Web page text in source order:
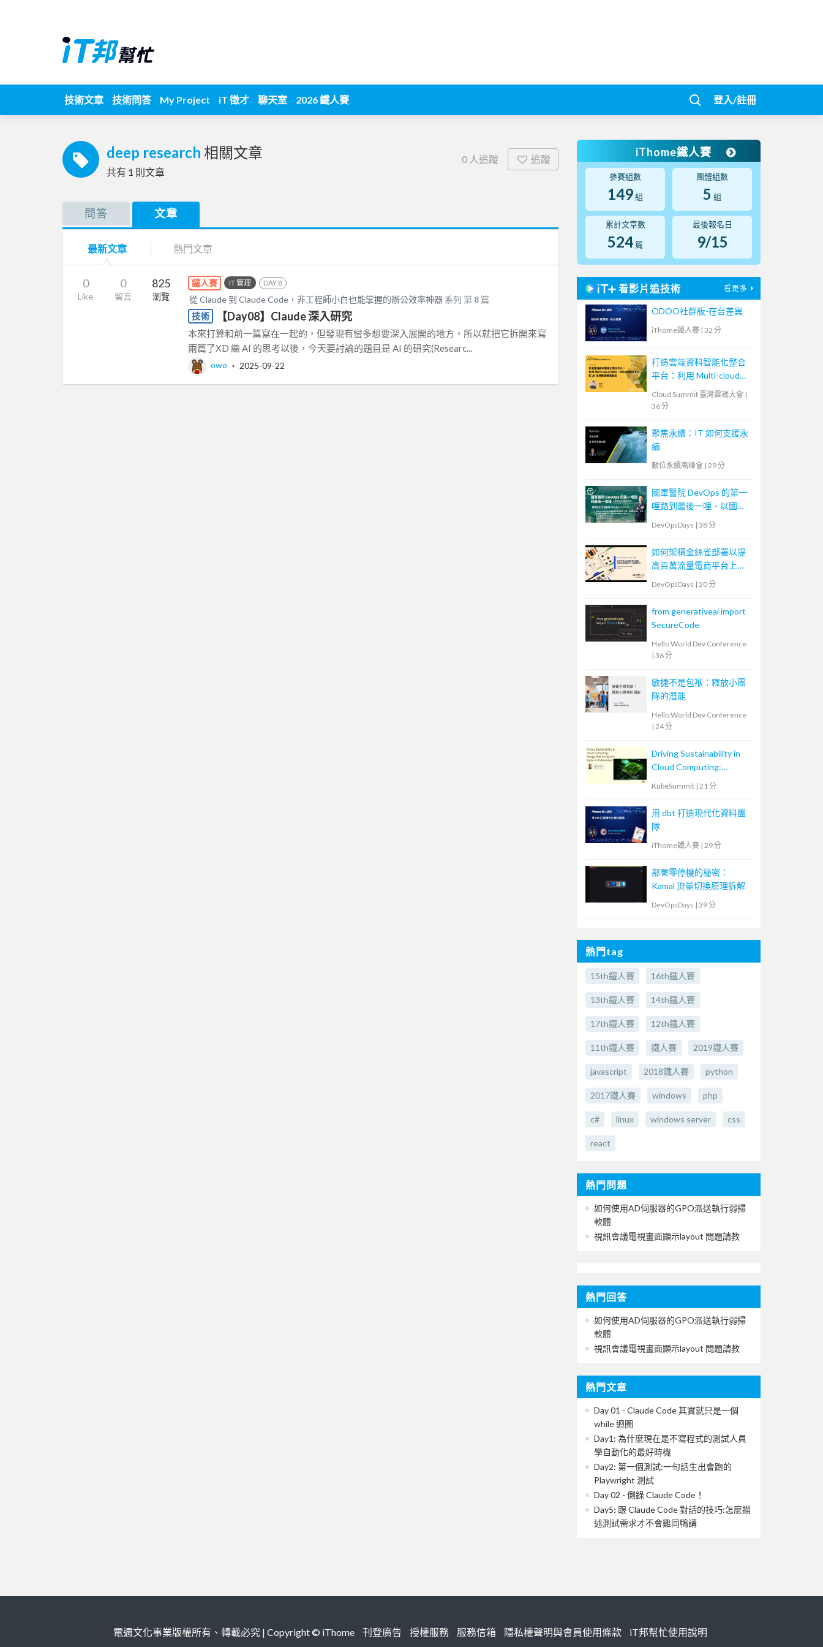
技術文章 技術問答 My Project iT 徵才 聊天室 2026 鐵人賽 登入/註冊
deep research 相關文章
共有 1 則文章
0 人追蹤 追蹤
問答 文章
最新文章 熱門文章
0
Like
0
留言
825
瀏覽
鐵人賽 IT 管理 DAY 8
從 Claude 到 Claude Code，非工程師小白也能掌握的辦公效率神器 系列 第 8 篇
技術
【Day08】Claude 深入研究
本來打算和前一篇寫在一起的，但發現有蠻多想要深入展開的地方，所以就把它拆開來寫
兩篇了XD 繼 AI 的思考以後，今天要討論的題目是 AI 的研究(Researc...
owo ‧ 2025-09-22
iThome鐵人賽
參賽組數
149組
團體組數
5 組
累計文章數
524 篇
最後報名日
9/15
看影片追技術 看更多
ODOO社群版-在台差異
iThome鐵人賽 | 32 分
打造雲端資料智能化整合
平台：利用 Multi-cloud
Data、Databricks ETL 和
AI 加速數據價值創造
Cloud Summit 臺灣雲端大會 |
36 分
聚焦永續：IT 如何支援永
續
數位永續高峰會 | 29 分
國軍醫院 DevOps 的第一
哩路到最後一哩，以國軍
高雄總醫院為例
DevOpsDays | 38 分
如何架構金絲雀部署以提
高百萬流量電商平台上版
DevOpsDays | 20 分
from generativeai import
SecureCode
Hello World Dev Conference
| 36 分
敏捷不是包袱：釋放小團
隊的潛能
Hello World Dev Conference
| 24 分
Driving Sustainability in
Cloud Computing:
Energy Monitoring with
KubeSummit | 21 分
用 dbt 打造現代化資料團
隊
iThome鐵人賽 | 29 分
部署零停機的秘密：
Kamal 流量切換原理拆解
DevOpsDays | 39 分
熱門tag
15th鐵人賽 16th鐵人賽
13th鐵人賽 14th鐵人賽
17th鐵人賽 12th鐵人賽
11th鐵人賽 鐵人賽 2019鐵人賽
javascript 2018鐵人賽 python
2017鐵人賽 windows php
c# linux windows server css
react
熱門問題
如何使用AD伺服器的GPO派送執行弱掃
軟體
視訊會議電視畫面顯示layout 問題請教
熱門回答
如何使用AD伺服器的GPO派送執行弱掃
軟體
視訊會議電視畫面顯示layout 問題請教
熱門文章
Day 01 - Claude Code 其實就只是一個
while 迴圈
Day1: 為什麼現在是不寫程式的測試人員
學自動化的最好時機
Day2: 第一個測試:一句話生出會跑的
Playwright 測試
Day 02 - 側錄 Claude Code！
Day5: 跟 Claude Code 對話的技巧:怎麼描
述測試需求才不會雞同鴨講
電週文化事業版權所有、轉載必究 | Copyright © iThome 刊登廣告 授權服務 服務信箱 隱私權聲明與會員使用條款 iT邦幫忙使用說明